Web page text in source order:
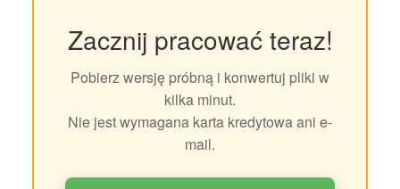
Zacznij pracować teraz!
Pobierz wersję próbną i konwertuj pliki w
kilka minut.
Nie jest wymagana karta kredytowa ani e-
mail.